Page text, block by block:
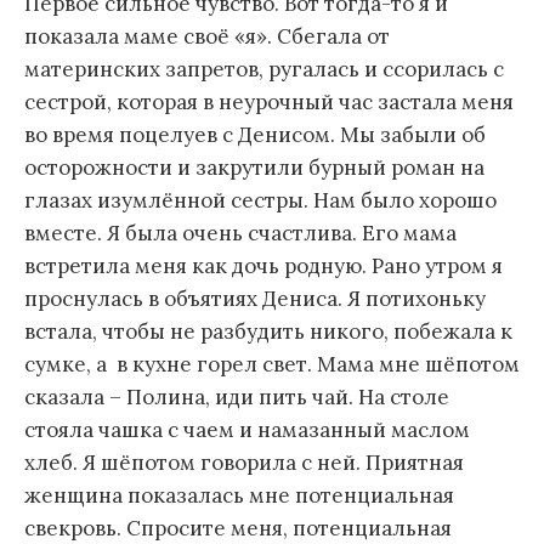
показала маме своё «я». Сбегала от
материнских запретов, ругалась и ссорилась с
сестрой, которая в неурочный час застала меня
во время поцелуев с Денисом. Мы забыли об
осторожности и закрутили бурный роман на
глазах изумлённой сестры. Нам было хорошо
вместе. Я была очень счастлива. Его мама
встретила меня как дочь родную. Рано утром я
проснулась в объятиях Дениса. Я потихоньку
встала, чтобы не разбудить никого, побежала к
сумке, а в кухне горел свет. Мама мне шёпотом
сказала – Полина, иди пить чай. На столе
стояла чашка с чаем и намазанный маслом
хлеб. Я шёпотом говорила с ней. Приятная
женщина показалась мне потенциальная
свекровь. Спросите меня, потенциальная